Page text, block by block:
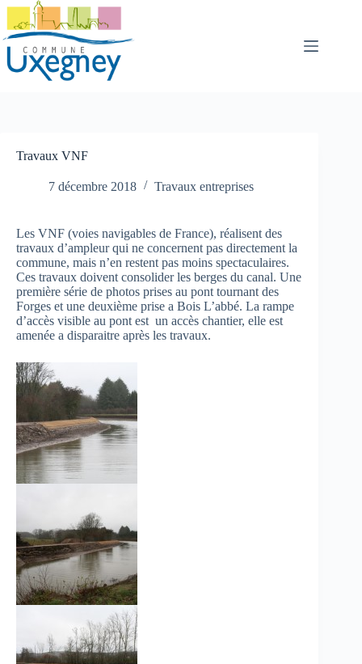
Passer
contenu
Travaux VNF
7 décembre 2018 Travaux entreprises
Les VNF (voies navigables de France), réalisent des
travaux d’ampleur qui ne concernent pas directement la
commune, mais n’en restent pas moins spectaculaires.
Ces travaux doivent consolider les berges du canal. Une
première série de photos prises au pont tournant des
Forges et une deuxième prise a Bois L’abbé. La rampe
d’accès visible au pont est un accès chantier, elle est
amenée a disparaitre après les travaux.